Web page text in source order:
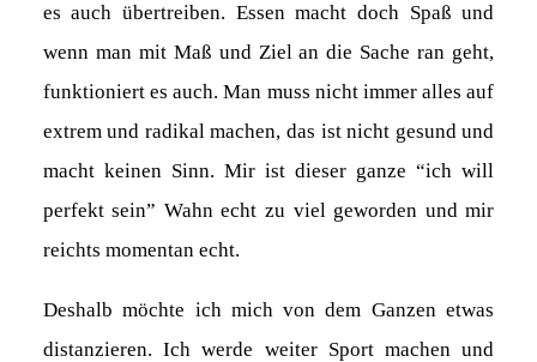
es auch übertreiben. Essen macht doch Spaß und
wenn man mit Maß und Ziel an die Sache ran geht,
funktioniert es auch. Man muss nicht immer alles auf
extrem und radikal machen, das ist nicht gesund und
macht keinen Sinn. Mir ist dieser ganze “ich will
perfekt sein” Wahn echt zu viel geworden und mir
reichts momentan echt.
Deshalb möchte ich mich von dem Ganzen etwas
distanzieren. Ich werde weiter Sport machen und